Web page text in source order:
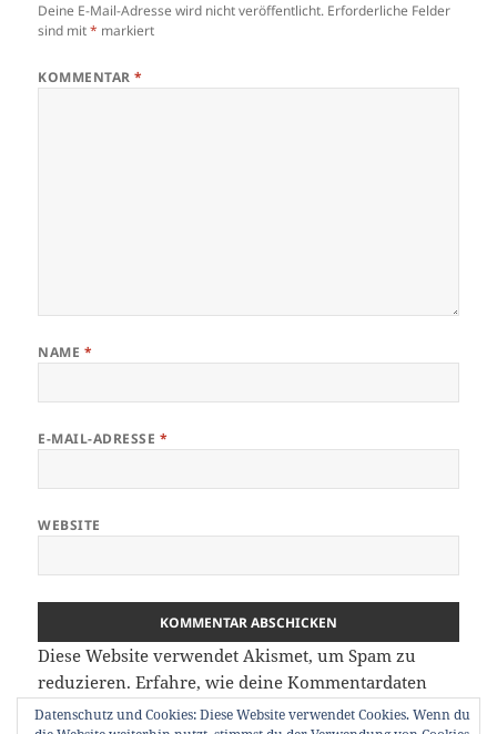
Deine E-Mail-Adresse wird nicht veröffentlicht. Erforderliche Felder
sind mit* markiert
KOMMENTAR*
NAME *
E-MAIL-ADRESSE *
WEBSITE
Diese Website verwendet Akismet, um Spam zu
reduzieren.Erfahre, wie deine Kommentardaten
verarbeitet werden.
Datenschutz und Cookies: Diese Website verwendet Cookies. Wenn du